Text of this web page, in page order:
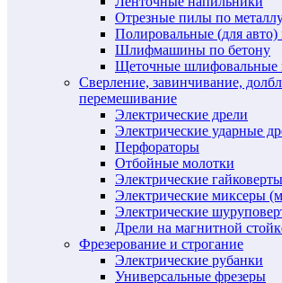
Отрезные пилы по
Полировальные (для
Шлифмашины по бетону
Щеточные
Сверление, завинчивание,
перемешивание
Электрические дрели
Электрические ударные
Перфораторы
Отбойные молотки
Электрические гайковерты
Электрические миксеры
Электрические
Дрели на магнитной
Фрезерование и строгание
Электрические рубанки
Универсальные фрезеры